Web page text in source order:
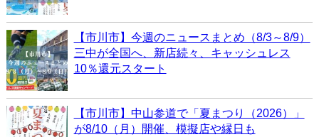
【市川市】今週のニュースまとめ（8/3～8/9）
三中が全国へ、新店続々、キャッシュレス
10％還元スタート
【市川市】中山参道で「夏まつり（2026）」
が8/10（月）開催、模擬店や縁日も